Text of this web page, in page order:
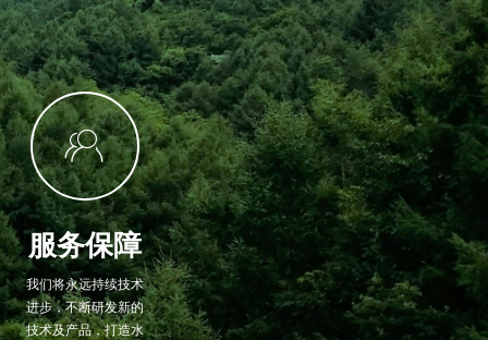
ꁘ
服务保障
我们将永远持续技术
进步，不断研发新的
技术及产品，打造水